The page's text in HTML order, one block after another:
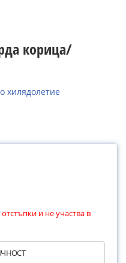
корица/
хилядолетие
и не участва в